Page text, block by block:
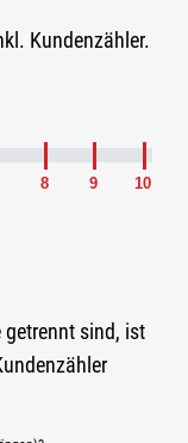
Kundenzähler.
8 9 10
getrennt sind, ist